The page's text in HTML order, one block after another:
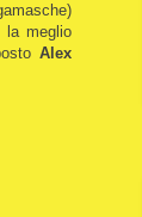
la meglio
Alex